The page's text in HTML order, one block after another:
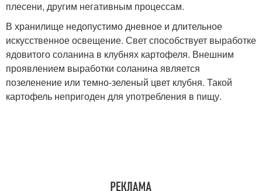
плесени, другим негативным процессам.
В хранилище недопустимо дневное и длительное
искусственное освещение. Свет способствует выработке
ядовитого соланина в клубнях картофеля. Внешним
проявлением выработки соланина является
позеленение или темно-зеленый цвет клубня. Такой
картофель непригоден для употребления в пищу.